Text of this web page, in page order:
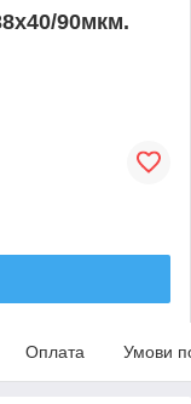
90мкм.
Оплата Умови